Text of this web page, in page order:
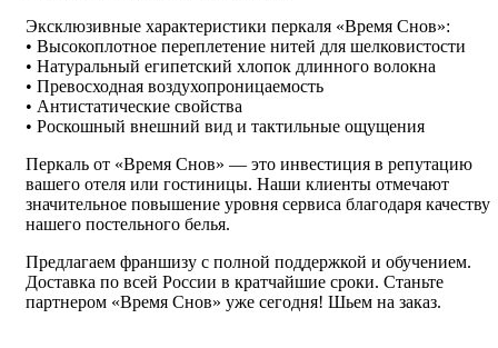
Эксклюзивные характеристики перкаля «Время Снов»:
• Высокоплотное переплетение нитей для шелковистости
• Натуральный египетский хлопок длинного волокна
• Превосходная воздухопроницаемость
• Антистатические свойства
• Роскошный внешний вид и тактильные ощущения
Перкаль от «Время Снов» — это инвестиция в репутацию
вашего отеля или гостиницы. Наши клиенты отмечают
значительное повышение уровня сервиса благодаря качеству
нашего постельного белья.
Предлагаем франшизу с полной поддержкой и обучением.
Доставка по всей России в кратчайшие сроки. Станьте
партнером «Время Снов» уже сегодня! Шьем на заказ.